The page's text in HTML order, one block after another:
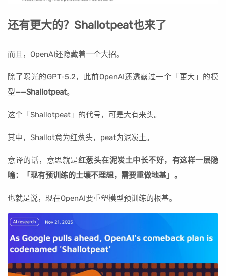
还有更大的？Shallotpeat也来了
而且，OpenAI还隐藏着一个大招。
除了曝光的GPT-5.2，此前OpenAI还透露过一个「更大」的模
型——Shallotpeat。
这个「Shallotpeat」的代号，可是大有来头。
其中，Shallot意为红葱头，peat为泥炭土。
意译的话，意思就是红葱头在泥炭土中长不好，有这样一层隐
喻：「现有预训练的土壤不理想，需要重做地基」。
也就是说，现在OpenAI要重塑模型预训练的根基。